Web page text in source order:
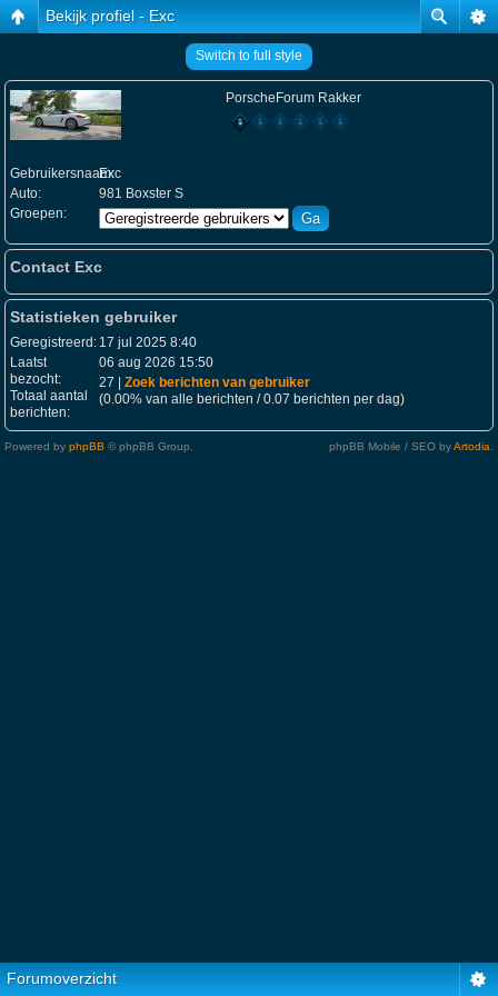
Bekijk profiel - Exc
Switch to full style
PorscheForum Rakker
Gebruikersnaam:
Exc
Auto:
981 Boxster S
Groepen:
Contact Exc
Statistieken gebruiker
Geregistreerd: 17 jul 2025 8:40
Laatst
bezocht:
06 aug 2026 15:50
Totaal aantal
berichten:
27 | Zoek berichten van gebruiker
(0.00% van alle berichten / 0.07 berichten per dag)
Powered by phpBB © phpBB Group. phpBB Mobile / SEO byArtodia
Forumoverzicht